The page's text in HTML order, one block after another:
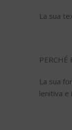
La sua
PERCHÉ
La sua
lenitiva e